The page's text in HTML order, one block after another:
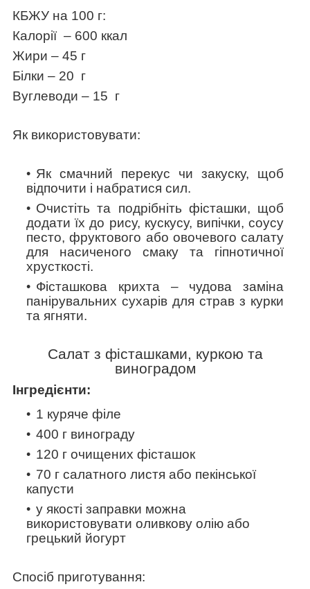
КБЖУ на 100 г:
Калорії – 600 ккал
Жири – 45 г
Білки – 20 г
Вуглеводи – 15 г
Як використовувати:
Як смачний перекус чи закуску, щоб
відпочити і набратися сил.
Очистіть та подрібніть фісташки, щоб
додати їх до рису, кускусу, випічки, соусу
песто, фруктового або овочевого салату
для насиченого смаку та гіпнотичної
хрусткості.
Фісташкова крихта – чудова заміна
панірувальних сухарів для страв з курки
та ягняти.
Салат з фісташками, куркою та
виноградом
Інгредієнти:
1 куряче філе
400 г винограду
120 г очищених фісташок
70 г салатного листя або пекінської
капусти
у якості заправки можна
використовувати оливкову олію або
грецький йогурт
Спосіб приготування: